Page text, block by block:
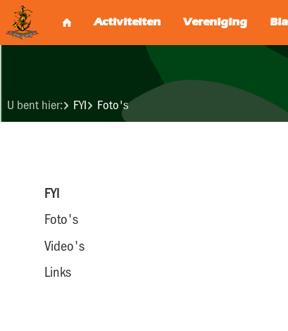
U bent hier: FYI Foto's
FYI
Foto's
Video's
Links